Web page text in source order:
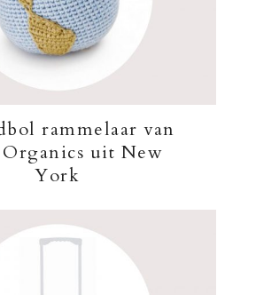
rammelaar van
uit New
York